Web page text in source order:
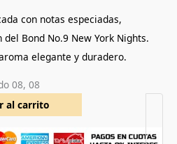
con notas especiadas,
Bond No.9 New York Nights.
elegante y duradero.
08, 08
al carrito